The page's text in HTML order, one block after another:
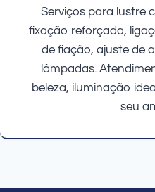
Serviços para lustre
fixação reforçada,
de fiação, ajuste de
lâmpadas.
beleza, iluminação
seu